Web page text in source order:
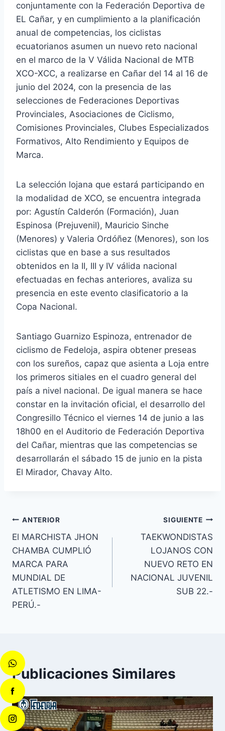
conjuntamente con la Federación Deportiva de
EL Cañar, y en cumplimiento a la planificación
anual de competencias, los ciclistas
ecuatorianos asumen un nuevo reto nacional
en el marco de la V Válida Nacional de MTB
XCO-XCC, a realizarse en Cañar del 14 al 16 de
junio del 2024, con la presencia de las
selecciones de Federaciones Deportivas
Provinciales, Asociaciones de Ciclismo,
Comisiones Provinciales, Clubes Especializados
Formativos, Alto Rendimiento y Equipos de
Marca.
La selección lojana que estará participando en
la modalidad de XCO, se encuentra integrada
por: Agustín Calderón (Formación), Juan
Espinosa (Prejuvenil), Mauricio Sinche
(Menores) y Valeria Ordóñez (Menores), son los
ciclistas que en base a sus resultados
obtenidos en la II, III y IV válida nacional
efectuadas en fechas anteriores, avaliza su
presencia en este evento clasificatorio a la
Copa Nacional.
Santiago Guarnizo Espinoza, entrenador de
ciclismo de Fedeloja, aspira obtener preseas
con los sureños, capaz que asienta a Loja entre
los primeros sitiales en el cuadro general del
país a nivel nacional. De igual manera se hace
constar en la invitación oficial, el desarrollo del
Congresillo Técnico el viernes 14 de junio a las
18h00 en el Auditorio de Federación Deportiva
del Cañar, mientras que las competencias se
desarrollarán el sábado 15 de junio en la pista
El Mirador, Chavay Alto.
ANTERIOR
El MARCHISTA JHON
CHAMBA CUMPLIÓ
MARCA PARA
MUNDIAL DE
ATLETISMO EN LIMA-
PERÚ.-
SIGUIENTE
TAEKWONDISTAS
LOJANOS CON
NUEVO RETO EN
NACIONAL JUVENIL
SUB 22.-
Publicaciones Similares